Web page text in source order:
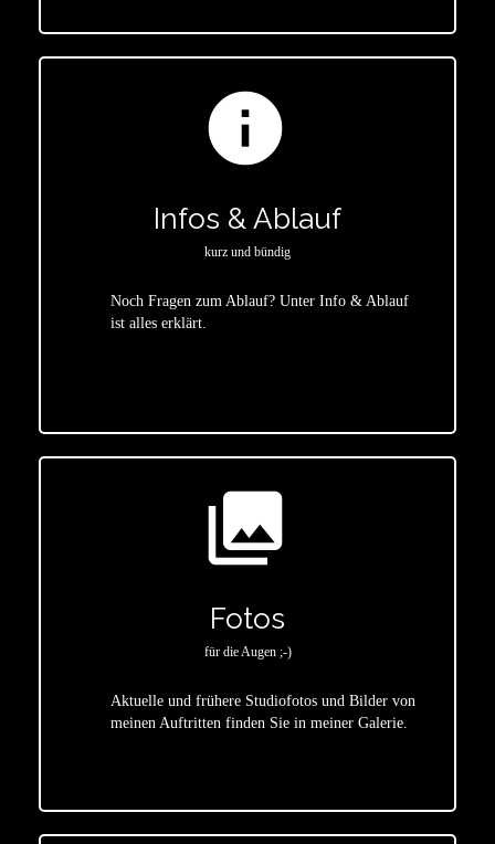
info
Infos & Ablauf
kurz und bündig
Noch Fragen zum Ablauf? Unter Info & Ablauf
ist alles erklärt.
photo_library
Fotos
für die Augen ;-)
Aktuelle und frühere Studiofotos und Bilder von
meinen Auftritten finden Sie in meiner Galerie.